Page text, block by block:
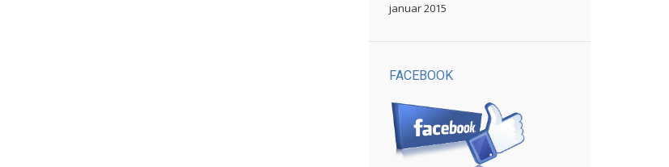
januar 2015
FACEBOOK